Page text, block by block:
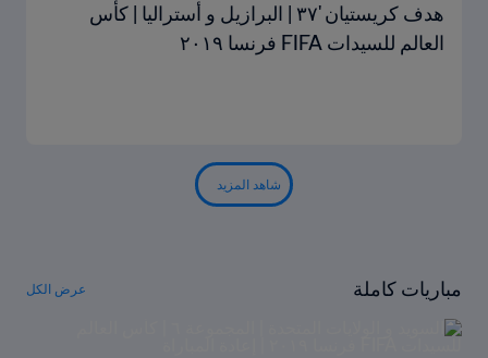
هدف كريستيان '٣٧ | البرازيل و أستراليا | كأس
العالم للسيدات FIFA فرنسا ٢٠١٩
شاهد المزيد
مباريات كاملة عرض الكل